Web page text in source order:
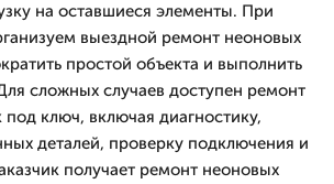
на оставшиеся элементы. При
выездной ремонт неоновых
простой объекта и выполнить
сложных случаев доступен ремонт
ключ, включая диагностику,
деталей, проверку подключения и
получает ремонт неоновых